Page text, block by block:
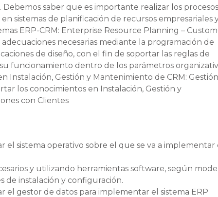
saber que es importante realizar los
sistemas de planificación de recursos empresariales
ERP-CRM: Enterprise Resource Planning –
necesarias mediante la programación de
de diseño, con el fin de soportar las reglas de
funcionamiento dentro de los parámetros
Instalación, Gestión y Mantenimiento de CRM:
los conocimientos en Instalación, Gestión y
con Clientes
el sistema operativo sobre el que se va a implementar
y utilizando herramientas software, según
de instalación y configuración.
el gestor de datos para implementar el sistema ERP